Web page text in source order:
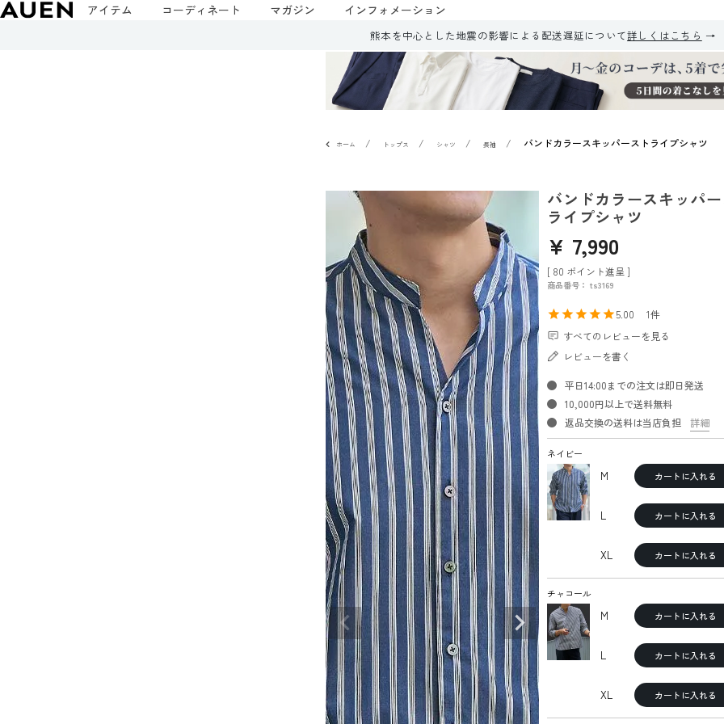
アイテム コーディネート マガジン インフォメーション
熊本を中心とした地震の影響による配送遅延について詳しくはこちら
ホーム トップス シャツ 長袖 バンドカラースキッパーストライプシャツ
バンドカラースキッパ
ライプシャツ
¥ 7,990
[ 80 ポイント進呈 ]
商品番号 ts3169
5.00
1
すべてのレビューを見る
レビューを書く
平日14:00までの注文は即日発送
10,000円以上で送料無料
返品交換の送料は当店負担
詳細
ネイビー
M カートに入れる
L カートに入れる
XL カートに入れる
チャコール
M カートに入れる
L カートに入れる
XL カートに入れる